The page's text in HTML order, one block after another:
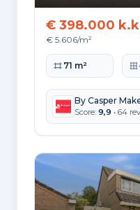
€ 398.000
€ 5.606/m²
Woonoppervlakte
71 m²
By Casper
Score: 9,9 • 64